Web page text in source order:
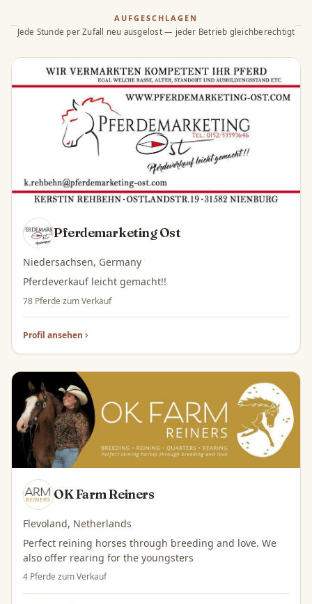
AUFGESCHLAGEN
Jede Stunde per Zufall neu ausgelost — jeder Betrieb gleichberechtigt
Pferdemarketing Ost
Niedersachsen, Germany
Pferdeverkauf leicht gemacht!!
78 Pferde zum Verkauf
Profil ansehen
OK Farm Reiners
Flevoland, Netherlands
Perfect reining horses through breeding and love. We
also offer rearing for the youngsters
4 Pferde zum Verkauf